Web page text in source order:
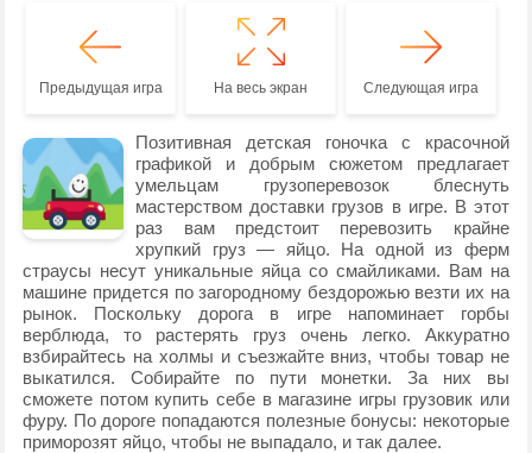
Предыдущая игра На весь экран Следующая игра
Позитивная детская гоночка с красочной
графикой и добрым сюжетом предлагает
умельцам грузоперевозок блеснуть
мастерством доставки грузов в игре. В этот
раз вам предстоит перевозить крайне
хрупкий груз — яйцо. На одной из ферм
страусы несут уникальные яйца со смайликами. Вам на
машине придется по загородному бездорожью везти их на
рынок. Поскольку дорога в игре напоминает горбы
верблюда, то растерять груз очень легко. Аккуратно
взбирайтесь на холмы и съезжайте вниз, чтобы товар не
выкатился. Собирайте по пути монетки. За них вы
сможете потом купить себе в магазине игры грузовик или
фуру. По дороге попадаются полезные бонусы: некоторые
приморозят яйцо, чтобы не выпадало, и так далее.